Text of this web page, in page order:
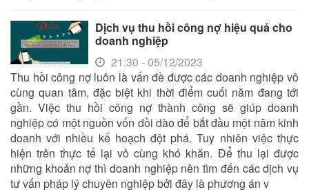
Dịch vụ thu hồi công nợ hiệu quả cho
doanh nghiệp
21:30 - 05/12/2023
Thu hồi công nợ luôn là vấn đề được các doanh nghiệp vô
cùng quan tâm, đặc biệt khi thời điểm cuối năm đang tới
gần. Việc thu hồi công nợ thành công sẽ giúp doanh
nghiệp có một nguồn vốn dồi dào để bắt đầu một năm kinh
doanh với nhiều kế hoạch đột phá. Tuy nhiên việc thực
hiện trên thực tế lại vô cùng khó khăn. Để thu lại được
những khoản nợ thì doanh nghiệp nên tìm đến các dịch vụ
tư vấn pháp lý chuyên nghiệp bởi đây là phương án v